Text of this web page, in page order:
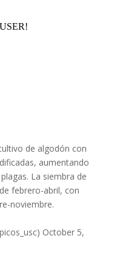
de algodón con
aumentando
La siembra de
febrero-abril, con
noviembre.
October 5,